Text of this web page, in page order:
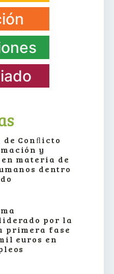
de Conﬂicto
y
materia de
dentro
por la
primera fase
euros en